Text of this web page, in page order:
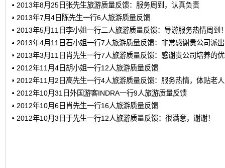
2013年8月25日张先生旅游质量反馈：服务周到，认真负责
2013年7月4日陈先生一行6人旅游质量反馈
2013年5月11日李小姐一行二人旅游质量反馈：导游服务热情周到
2013年4月11日石小姐一行7人旅游质量反馈：非常感谢贵公司派
2013年3月11日肖先生一行7人旅游质量反馈：感谢贵公司培养的
2012年11月4日胡小姐一行12人旅游质量反馈
2012年11月2日高先生一行4人旅游质量反馈：服务热情，体贴老
2012年10月31日外国游客INDRA一行9人旅游质量反馈
2012年10月6日肖先生一行16人旅游质量反馈
2012年10月3日于先生一行12人旅游质量反馈：很满意，谢谢！